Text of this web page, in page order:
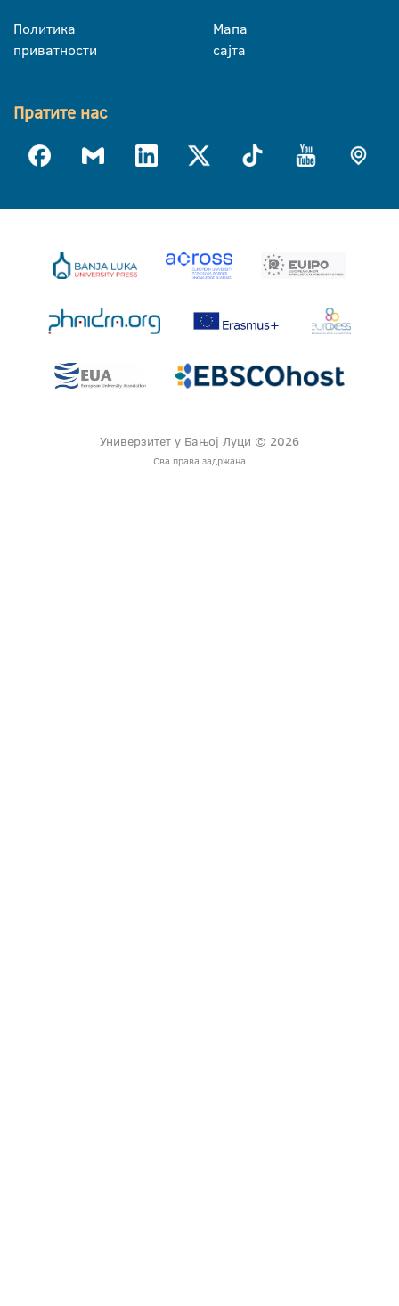
Политика
приватности
Мапа
сајта
Пратите нас
Универзитет у Бањој Луци © 2026
Сва права задржана